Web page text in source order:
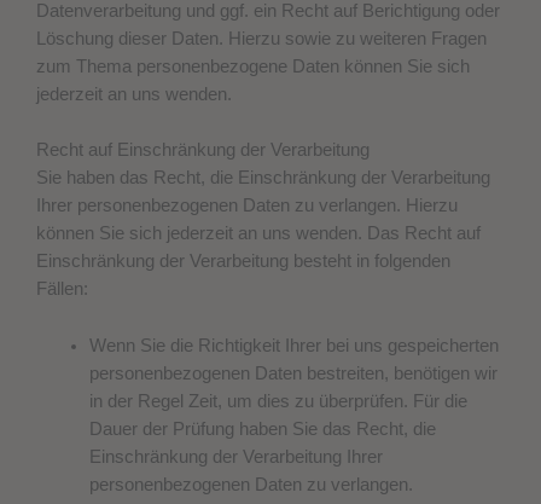
Datenverarbeitung und ggf. ein Recht auf Berichtigung oder
Löschung dieser Daten. Hierzu sowie zu weiteren Fragen
zum Thema personenbezogene Daten können Sie sich
jederzeit an uns wenden.
Recht auf Einschränkung der Verarbeitung
Sie haben das Recht, die Einschränkung der Verarbeitung
Ihrer personenbezogenen Daten zu verlangen. Hierzu
können Sie sich jederzeit an uns wenden. Das Recht auf
Einschränkung der Verarbeitung besteht in folgenden
Fällen:
Wenn Sie die Richtigkeit Ihrer bei uns gespeicherten
personenbezogenen Daten bestreiten, benötigen wir
in der Regel Zeit, um dies zu überprüfen. Für die
Dauer der Prüfung haben Sie das Recht, die
Einschränkung der Verarbeitung Ihrer
personenbezogenen Daten zu verlangen.